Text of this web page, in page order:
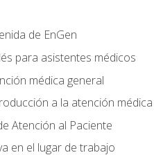
de EnGen
para asistentes médicos
médica general
a la atención
Atención al Paciente
en el lugar de trabajo